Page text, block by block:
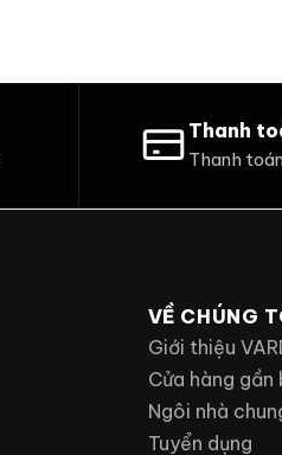
Thanh
Thanh
VỀ CHÚNG
Giới thiệu
Cửa hàng gần
Ngôi nhà
Tuyển dụng